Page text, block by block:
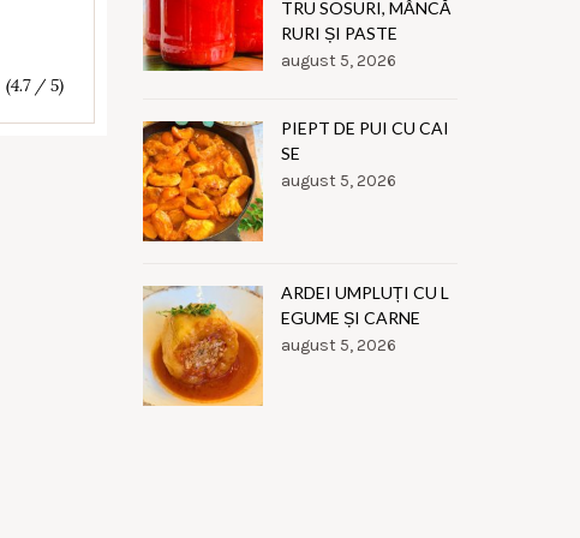
(4.7 / 5)
TRU SOSURI, MÂNCĂ
RURI ȘI PASTE
august 5, 2026
PIEPT DE PUI CU CAI
SE
august 5, 2026
ARDEI UMPLUȚI CU L
EGUME ȘI CARNE
august 5, 2026